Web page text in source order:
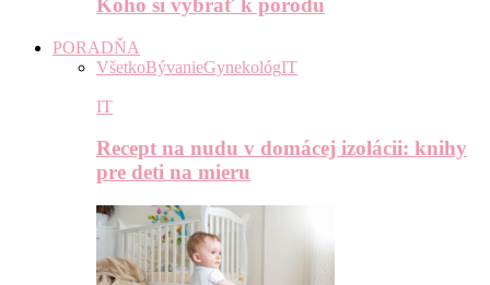
Koho si vybrať k pôrodu
PORADŇA
VšetkoBývanieGynekológIT
IT
Recept na nudu v domácej izolácii: knihy
pre deti na mieru